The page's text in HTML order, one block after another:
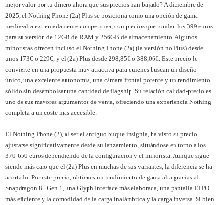
mejor valor por tu dinero ahora que sus precios han bajado? A diciembre de
2025, el Nothing Phone (2a) Plus se posiciona como una opción de gama
media-alta extremadamente competitiva, con precios que rondan los 399 euros
para su versión de 12GB de RAM y 256GB de almacenamiento. Algunos
minoristas ofrecen incluso el Nothing Phone (2a) (la versión no Plus) desde
unos 173€ o 229€, y el (2a) Plus desde 298,85€ o 388,06€. Este precio lo
convierte en una propuesta muy atractiva para quienes buscan un diseño
único, una excelente autonomía, una cámara frontal potente y un rendimiento
sólido sin desembolsar una cantidad de flagship. Su relación calidad-precio es
uno de sus mayores argumentos de venta, ofreciendo una experiencia Nothing
completa a un coste más accesible.
El Nothing Phone (2), al ser el antiguo buque insignia, ha visto su precio
ajustarse significativamente desde su lanzamiento, situándose en torno a los
370-650 euros dependiendo de la configuración y el minorista. Aunque sigue
siendo más caro que el (2a) Plus en muchas de sus variantes, la diferencia se ha
acortado. Por este precio, obtienes un rendimiento de gama alta gracias al
Snapdragon 8+ Gen 1, una Glyph Interface más elaborada, una pantalla LTPO
más eficiente y la comodidad de la carga inalámbrica y la carga inversa. Si bien